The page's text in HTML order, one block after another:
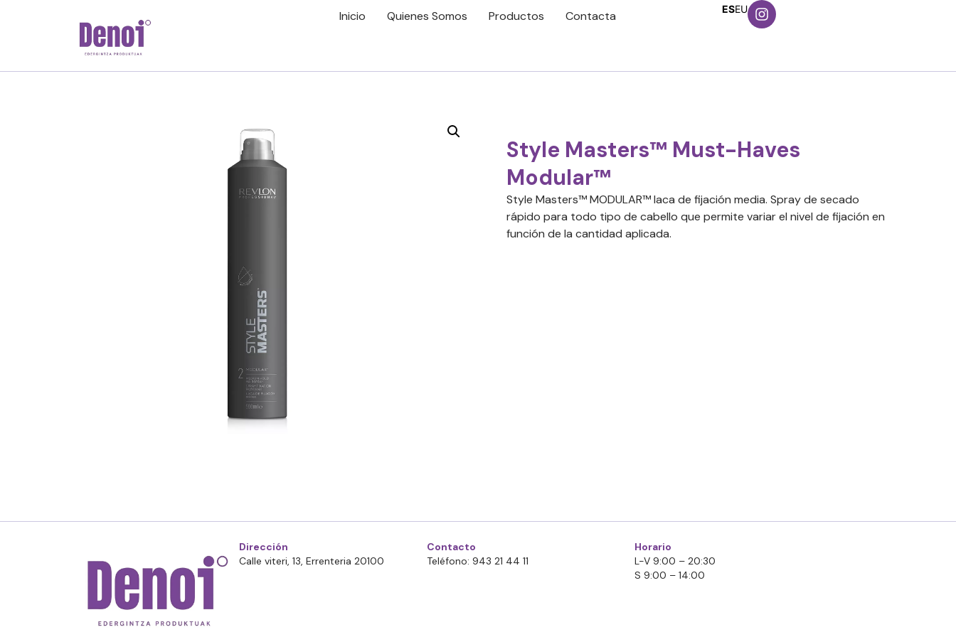
Inicio Quienes Somos Productos Contacta ESEU
Style Masters™ Must-Haves
Modular™
Style Masters™ MODULAR™ laca de fijación media. Spray de secado
rápido para todo tipo de cabello que permite variar el nivel de fijación en
función de la cantidad aplicada.
Dirección
Calle viteri, 13, Errenteria 20100
Contacto
Teléfono: 943 21 44 11
Horario
L-V 9:00 – 20:30
S 9:00 – 14:00